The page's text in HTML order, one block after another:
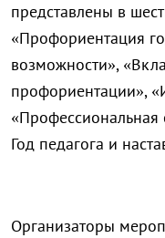
представлены в
«Профориентация
возможности»,
профориентации»,
«Профессиональная
Год педагога и
Организаторы